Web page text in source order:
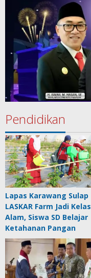
Pendidikan
Lapas Karawang Sulap
LASKAR Farm Jadi Kelas
Alam, Siswa SD Belajar
Ketahanan Pangan